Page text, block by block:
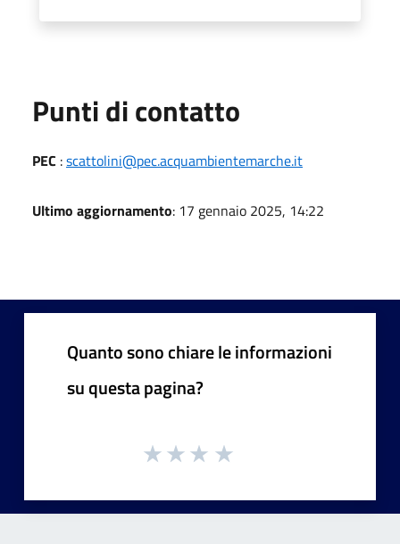
Punti di contatto
PEC :scattolini@pec.acquambientemarche.it
Ultimo aggiornamento: 17 gennaio 2025, 14:22
Quanto sono chiare le informazioni
su questa pagina?